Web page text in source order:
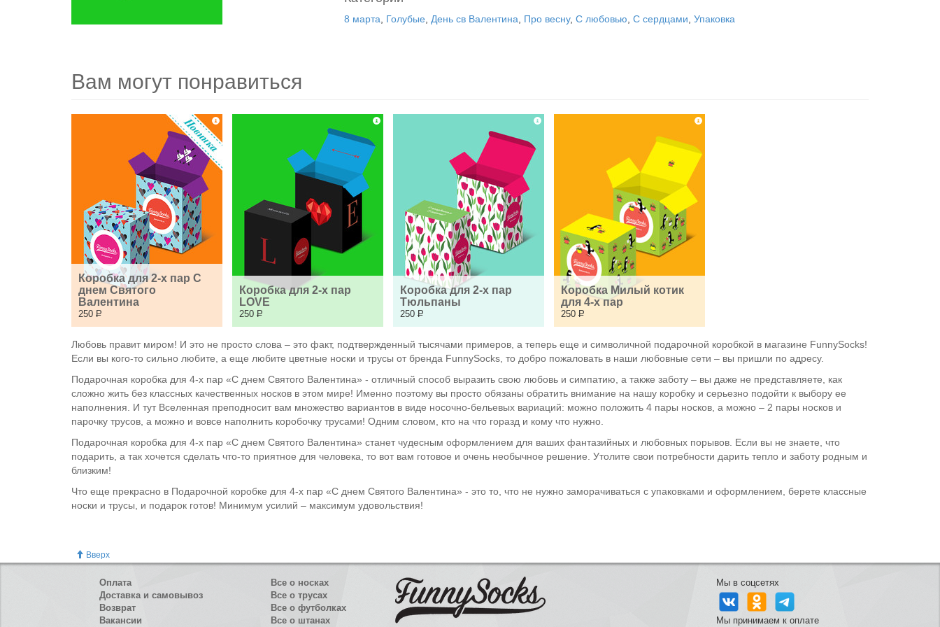
8 марта Голубые День св Валентина Про весну, С любовью С сердцами Упаковка
Вам могут понравиться
Коробка для 2-х пар С
днем Святого
Валентина
250 Р
Коробка для 2-х пар
LOVE
250 Р
Коробка для 2-х пар
Тюльпаны
250 Р
Коробка Милый котик
для 4-х пар
250 Р
Любовь правит миром! И это не просто слова – это факт, подтвержденный тысячами примеров, а теперь еще и символичной подарочной коробкой в магазине FunnySocks!
Если вы кого-то сильно любите, а еще любите цветные носки и трусы от бренда FunnySocks, то добро пожаловать в наши любовные сети – вы пришли по адресу.
Подарочная коробка для 4-х пар «С днем Святого Валентина» - отличный способ выразить свою любовь и симпатию, а также заботу – вы даже не представляете, как
сложно жить без классных качественных носков в этом мире! Именно поэтому вы просто обязаны обратить внимание на нашу коробку и серьезно подойти к выбору ее
наполнения. И тут Вселенная преподносит вам множество вариантов в виде носочно-бельевых вариаций: можно положить 4 пары носков, а можно – 2 пары носков и
парочку трусов, а можно и вовсе наполнить коробочку трусами! Одним словом, кто на что горазд и кому что нужно.
Подарочная коробка для 4-х пар «С днем Святого Валентина» станет чудесным оформлением для ваших фантазийных и любовных порывов. Если вы не знаете, что
подарить, а так хочется сделать что-то приятное для человека, то вот вам готовое и очень необычное решение. Утолите свои потребности дарить тепло и заботу родным и
близким!
Что еще прекрасно в Подарочной коробке для 4-х пар «С днем Святого Валентина» - это то, что не нужно заморачиваться с упаковками и оформлением, берете классные
носки и трусы, и подарок готов! Минимум усилий – максимум удовольствия!
Вверх
Оплата
Доставка и самовывоз
Возврат
Вакансии
Все о носках
Все о трусах
Все о футболках
Все о штанах
Мы в соцсетях
Мы принимаем к оплате